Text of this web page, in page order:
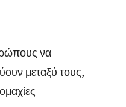
να
μεταξύ τους,